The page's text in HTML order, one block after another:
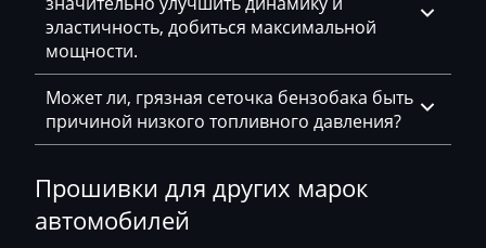
MST
MTZ
Neoplan
NewHolland
Nissan
Omoda
эластичность, добиться максимальной
мощности.
Может ли, грязная сеточка бензобака быть
причиной низкого топливного давления?
Прошивки для других марок
автомобилей